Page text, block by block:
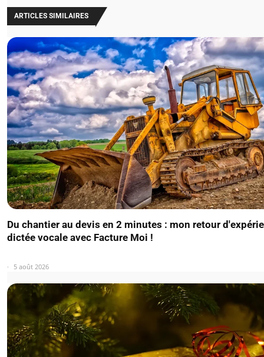
ARTICLES SIMILAIRES
Du chantier au devis en 2 minutes : mon retour
dictée vocale avec Facture Moi !
5 août 2026